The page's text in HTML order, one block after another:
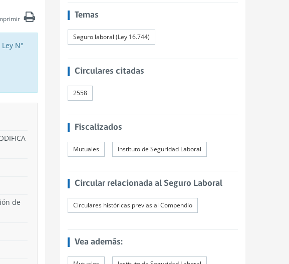
N°
de
Temas
Seguro laboral (Ley 16.744)
Circulares citadas
2558
Fiscalizados
Mutuales Instituto de Seguridad Laboral
Circular relacionada al Seguro Laboral
Circulares históricas previas al Compendio
Vea además: